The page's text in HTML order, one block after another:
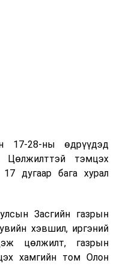
17-28-ны өдрүүдэд
Цөлжилттэй тэмцэх
дугаар бага хурал
Засгийн газрын
хэвшил, иргэний
цөлжилт, газрын
хамгийн том Олон